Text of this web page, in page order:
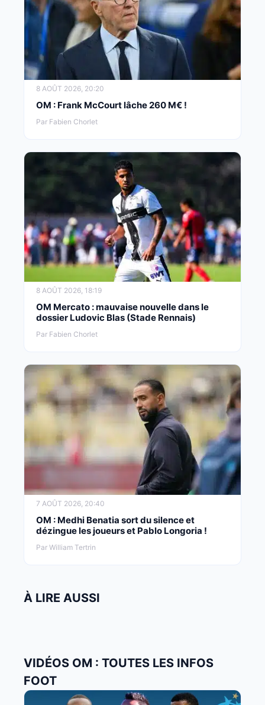
8 AOÛT 2026, 20:20
OM : Frank McCourt lâche 260 M€ !
Par Fabien Chorlet
8 AOÛT 2026, 18:19
OM Mercato : mauvaise nouvelle dans le
dossier Ludovic Blas (Stade Rennais)
Par Fabien Chorlet
7 AOÛT 2026, 20:40
OM : Medhi Benatia sort du silence et
dézingue les joueurs et Pablo Longoria !
Par William Tertrin
À LIRE AUSSI
VIDÉOS OM : TOUTES LES INFOS
FOOT